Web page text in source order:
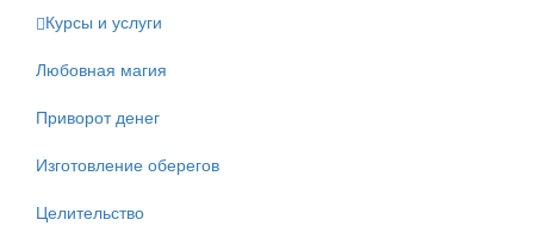
Курсы и услуги
Любовная магия
Приворот денег
Изготовление оберегов
Целительство